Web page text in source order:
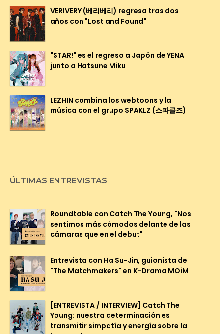
VERIVERY (베리베리) regresa tras dos
años con "Lost and Found"
"STAR!" es el regreso a Japón de YENA
junto a Hatsune Miku
LEZHIN combina los webtoons y la
música con el grupo SPAKLZ (스파클즈)
ÚLTIMAS ENTREVISTAS
Roundtable con Catch The Young, "Nos
sentimos más cómodos delante de las
cámaras que en el debut"
Entrevista con Ha Su-Jin, guionista de
"The Matchmakers" en K-Drama MOiM
[ENTREVISTA / INTERVIEW] Catch The
Young: nuestra determinación es
transmitir simpatía y energía sobre la